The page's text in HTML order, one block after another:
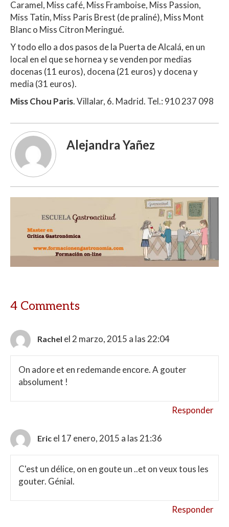
Caramel, Miss café, Miss Framboise, Miss Passion,
Miss Tatin, Miss Paris Brest (de praliné), Miss Mont
Blanc o Miss Citron Meringué.
Y todo ello a dos pasos de la Puerta de Alcalá, en un
local en el que se hornea y se venden por medias
docenas (11 euros), docena (21 euros) y docena y
media (31 euros).
Miss Chou Paris. Villalar, 6. Madrid. Tel.: 910 237 098
Alejandra Yañez
4 Comments
Rachel el 2 marzo, 2015 a las 22:04
On adore et en redemande encore. A gouter
absolument !
Responder
Eric el 17 enero, 2015 a las 21:36
C'est un délice, on en goute un ..et on veux tous les
gouter. Génial.
Responder